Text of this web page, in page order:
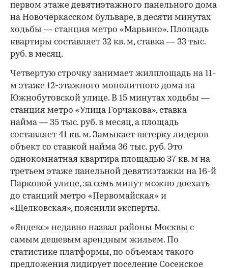
первом этаже девятиэтажного панельного дома
на Новочеркасском бульваре, в десяти минутах
ходьбы — станция метро «Марьино». Площадь
квартиры составляет 32 кв. м, ставка — 33 тыс.
руб. в месяц.
Четвертую строчку занимает жилплощадь на 11-
м этаже 12-этажного монолитного дома на
Южнобутовской улице. В 15 минутах ходьбы —
станция метро «Улица Горчакова», ставка
найма — 35 тыс. руб. в месяц, а площадь
составляет 41 кв. м. Замыкает пятерку лидеров
объект со ставкой найма 36 тыс. руб. Это
однокомнатная квартира площадью 37 кв. м на
третьем этаже панельной девятиэтажки на 16-й
Парковой улице, за семь минут можно доехать
до станций метро «Первомайская» и
«Щелковская», пояснили эксперты.
«Яндекс» недавно назвал районы Москвы с
самым дешевым арендным жильем. По
статистике платформы, по объемам такого
предложения лидирует поселение Сосенское